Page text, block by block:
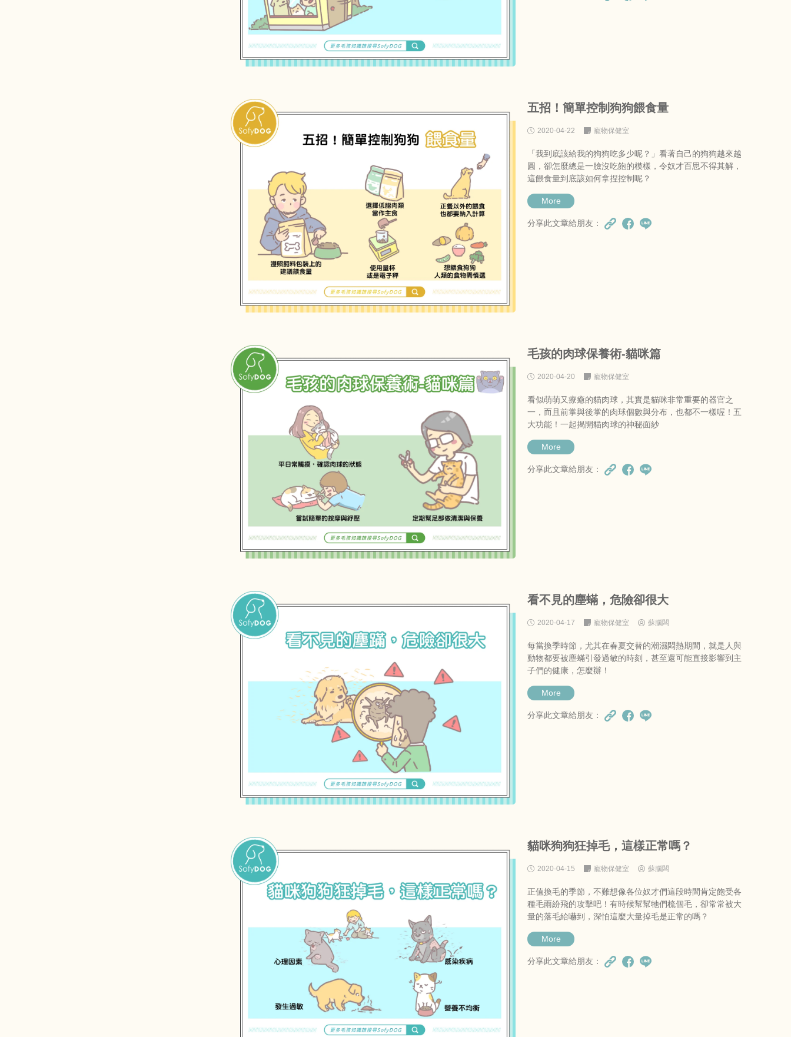
五招！簡單控制狗狗餵食量
2020-04-22 寵物保健室
「我到底該給我的狗狗吃多少呢？」看著自己的狗狗越來越
圓，卻怎麼總是一臉沒吃飽的模樣，令奴才百思不得其解，
這餵食量到底該如何拿捏控制呢？
More
分享此文章給朋友：
毛孩的肉球保養術-貓咪篇
2020-04-20 寵物保健室
看似萌萌又療癒的貓肉球，其實是貓咪非常重要的器官之
一，而且前掌與後掌的肉球個數與分布，也都不一樣喔！五
大功能！一起揭開貓肉球的神秘面紗
More
分享此文章給朋友：
看不見的塵蟎，危險卻很大
2020-04-17 寵物保健室 蘇腦闆
每當換季時節，尤其在春夏交替的潮濕悶熱期間，就是人與
動物都要被塵蟎引發過敏的時刻，甚至還可能直接影響到主
子們的健康，怎麼辦！
More
分享此文章給朋友：
貓咪狗狗狂掉毛，這樣正常嗎？
2020-04-15 寵物保健室 蘇腦闆
正值換毛的季節，不難想像各位奴才們這段時間肯定飽受各
種毛雨紛飛的攻擊吧！有時候幫幫牠們梳個毛，卻常常被大
量的落毛給嚇到，深怕這麼大量掉毛是正常的嗎？
More
分享此文章給朋友：